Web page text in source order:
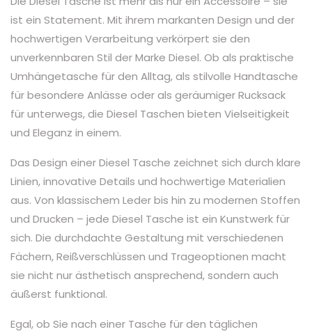
ist ein Statement. Mit ihrem markanten Design und der
hochwertigen Verarbeitung verkörpert sie den
unverkennbaren Stil der Marke Diesel. Ob als praktische
Umhängetasche für den Alltag, als stilvolle Handtasche
für besondere Anlässe oder als geräumiger Rucksack
für unterwegs, die Diesel Taschen bieten Vielseitigkeit
und Eleganz in einem.
Das Design einer Diesel Tasche zeichnet sich durch klare
Linien, innovative Details und hochwertige Materialien
aus. Von klassischem Leder bis hin zu modernen Stoffen
und Drucken – jede Diesel Tasche ist ein Kunstwerk für
sich. Die durchdachte Gestaltung mit verschiedenen
Fächern, Reißverschlüssen und Trageoptionen macht
sie nicht nur ästhetisch ansprechend, sondern auch
äußerst funktional.
Egal, ob Sie nach einer Tasche für den täglichen